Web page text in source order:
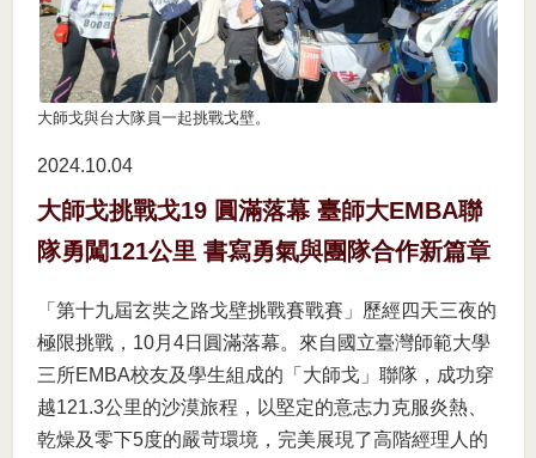
大師戈與台大隊員一起挑戰戈壁。
2024.10 04
大師戈挑戰戈19 圓滿落幕 臺師大EMBA聯
隊勇闖121公里 書寫勇氣與團隊合作新篇章
「第十九屆玄奘之路戈壁挑戰賽戰賽」歷經四天三夜的
極限挑戰，10月4日圓滿落幕。來自國立臺灣師範大學
三所EMBA校友及學生組成的「大師戈」聯隊，成功穿
越121.3公里的沙漠旅程，以堅定的意志力克服炎熱、
乾燥及零下5度的嚴苛環境，完美展現了高階經理人的